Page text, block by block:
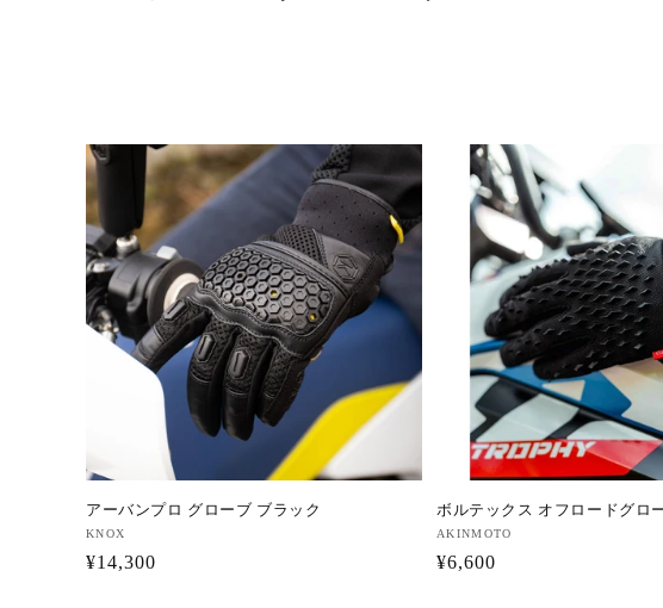
シ
ョ
ン
:
アーバンプロ グローブ ブラック
販
売
KNOX
通
¥14,300
ボルテックス オフロードグロ
販
売
AKINMOTO
通
¥6,600